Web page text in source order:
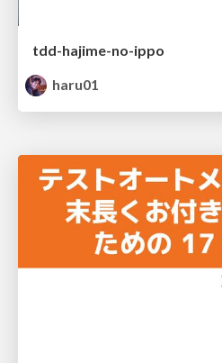
tdd-hajime-no-ippo
haru01